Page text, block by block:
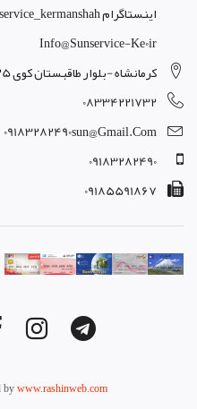
اینستاگرام Sun_service_kermanshah
Info@sunservice-Ke0ir
کرمانشاه -بلوار طاقبستان کوی 125
08334221732
09183282490sun@gmail.com
09183282490
09185591867
by www.rashinweb.com